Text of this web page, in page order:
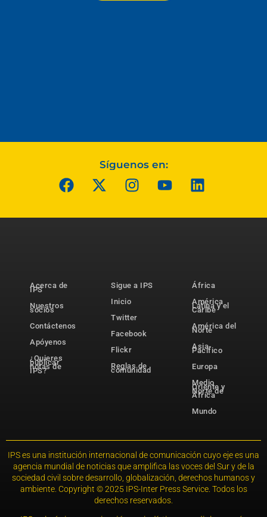
Síguenos en:
Acerca de
IPS
Nuestros
socios
Contáctenos
Apóyenos
¿Quieres
publicar
notas de
IPS?
Sigue a IPS
Inicio
Twitter
Facebook
Flickr
Reglas de
comunidad
África
América
Latina y el
Caribe
América del
Norte
Asia-
Pacífico
Europa
Medio
Oriente y
Norte de
África
Mundo
IPS es una institución internacional de comunicación cuyo eje es una
agencia mundial de noticias que amplifica las voces del Sur y de la
sociedad civil sobre desarrollo, globalización, derechos humanos y
ambiente. Copyright © 2025 IPS-Inter Press Service. Todos los
derechos reservados.